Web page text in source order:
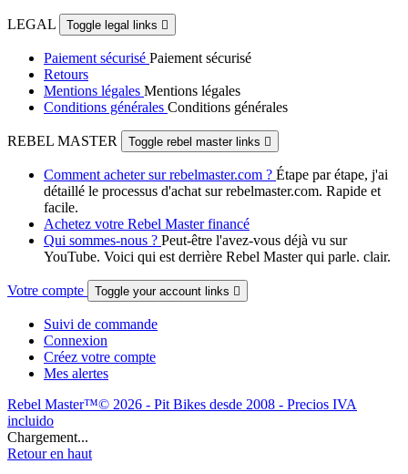
LEGAL Toggle legal links 
Paiement sécurisé Paiement sécurisé
Retours
Mentions légales Mentions légales
Conditions générales Conditions générales
REBEL MASTER Toggle rebel master links 
Comment acheter sur rebelmaster.com ? Étape par étape, j'ai
détaillé le processus d'achat sur rebelmaster.com. Rapide et
facile.
Achetez votre Rebel Master financé
Qui sommes-nous ? Peut-être l'avez-vous déjà vu sur
YouTube. Voici qui est derrière Rebel Master qui parle. clair.
Votre compte Toggle your account links 
Suivi de commande
Connexion
Créez votre compte
Mes alertes
Rebel Master™© 2026 - Pit Bikes desde 2008 - Precios IVA
incluido
Chargement...
Retour en haut